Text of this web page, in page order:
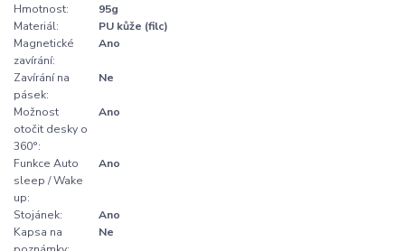
Hmotnost:
95g
Materiál:
PU kůže (filc)
Magnetické
zavírání:
Ano
Zavírání na
pásek:
Ne
Možnost
otočit desky o
360°:
Ano
Funkce Auto
sleep / Wake
up:
Ano
Stojánek:
Ano
Kapsa na
Ne